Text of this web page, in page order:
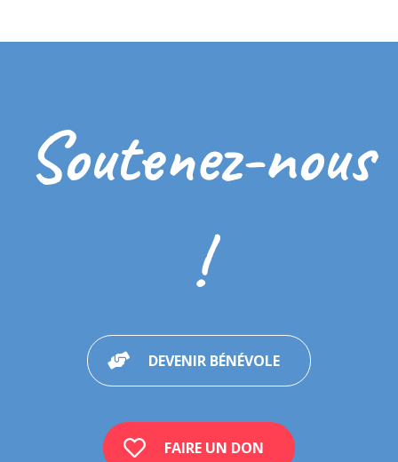
Soutenez-nous
!
DEVENIR BÉNÉVOLE
FAIRE UN DON